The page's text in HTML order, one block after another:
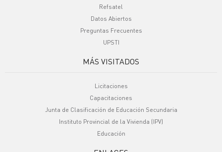
Refsatel
Datos Abiertos
Preguntas Frecuentes
UPSTI
MÁS VISITADOS
Licitaciones
Capacitaciones
Junta de Clasificación de Educación Secundaria
Instituto Provincial de la Vivienda (IPV)
Educación